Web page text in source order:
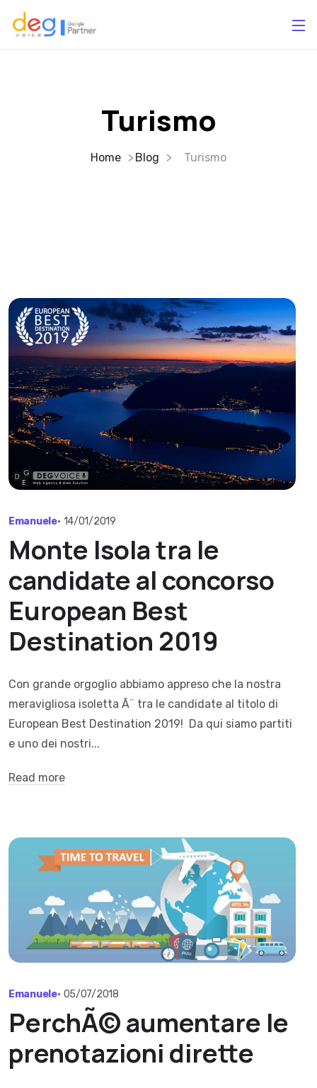
Turismo
Home Blog Turismo
Emanuele• 14/01/2019
Monte Isola tra le
candidate al concorso
European Best
Destination 2019
Con grande orgoglio abbiamo appreso che la nostra
meravigliosa isoletta Ã¨ tra le candidate al titolo di
European Best Destination 2019! Da qui siamo partiti
e uno dei nostri...
Read more
Emanuele• 05/07/2018
PerchÃ© aumentare le
prenotazioni dirette